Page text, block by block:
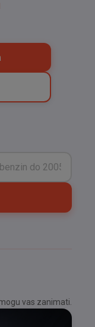
vas zanimati.